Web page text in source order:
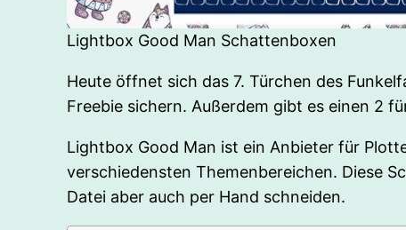
Lightbox Good Man Schattenboxen
Heute öffnet sich das 7. Türchen des
Freebie sichern. Außerdem gibt es einen 2
Lightbox Good Man ist ein Anbieter für
verschiedensten Themenbereichen. Diese
Datei aber auch per Hand schneiden.